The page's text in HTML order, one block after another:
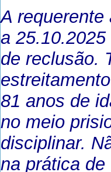
A
a
de reclusão.
81 anos de
no meio
disciplinar.
na prática